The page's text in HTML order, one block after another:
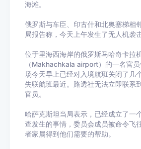
海滩。
俄罗斯与车臣、印古什和北奥塞梯相
局报告称，今天上午发生了无人机袭击
位于里海西海岸的俄罗斯马哈奇卡拉
（Makhachkala airport）的一名官
场今天早上已经对入境航班关闭了几
失联航班最近。路透社无法立即联系
官员。
哈萨克斯坦当局表示，已经成立了一
查发生的事情，委员会成员被命令飞
者家属得到他们需要的帮助。